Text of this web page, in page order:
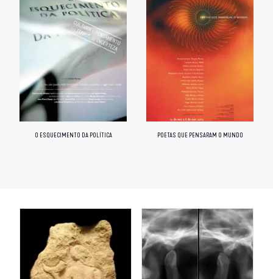
O ESQUECIMENTO DA POLÍTICA POETAS QUE PENSARAM O MUNDO